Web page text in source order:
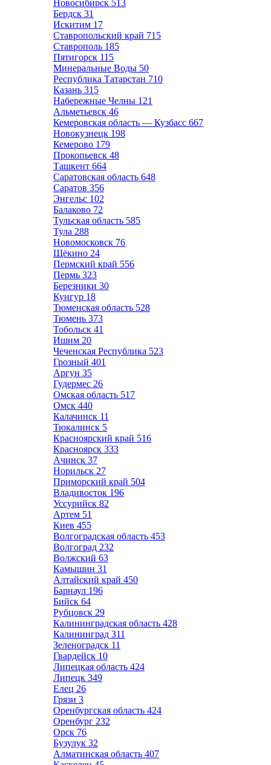
Новосибирск 513
Бердск 31
Искитим 17
Ставропольский край 715
Ставрополь 185
Пятигорск 115
Минеральные Воды 50
Республика Татарстан 710
Казань 315
Набережные Челны 121
Альметьевск 46
Кемеровская область — Кузбасс 667
Новокузнецк 198
Кемерово 179
Прокопьевск 48
Ташкент 664
Саратовская область 648
Саратов 356
Энгельс 102
Балаково 72
Тульская область 585
Тула 288
Новомосковск 76
Щёкино 24
Пермский край 556
Пермь 323
Березники 30
Кунгур 18
Тюменская область 528
Тюмень 373
Тобольск 41
Ишим 20
Чеченская Республика 523
Грозный 401
Аргун 35
Гудермес 26
Омская область 517
Омск 440
Калачинск 11
Тюкалинск 5
Красноярский край 516
Красноярск 333
Ачинск 37
Норильск 27
Приморский край 504
Владивосток 196
Уссурийск 82
Артем 51
Киев 455
Волгоградская область 453
Волгоград 232
Волжский 63
Камышин 31
Алтайский край 450
Барнаул 196
Бийск 64
Рубцовск 29
Калининградская область 428
Калининград 311
Зеленоградск 11
Гвардейск 10
Липецкая область 424
Липецк 349
Елец 26
Грязи 3
Оренбургская область 424
Оренбург 232
Орск 76
Бузулук 32
Алматинская область 407